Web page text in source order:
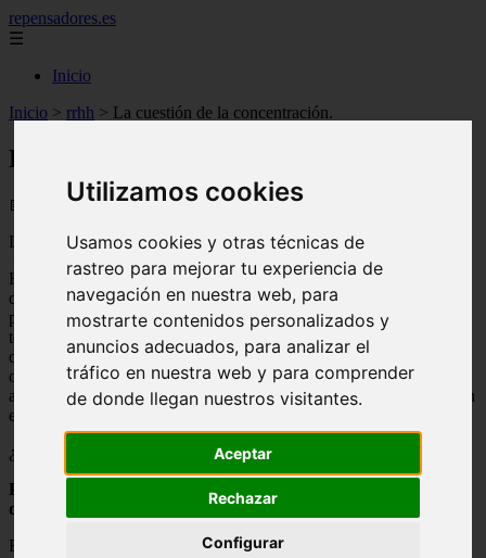
Utilizamos cookies
Usamos cookies y otras técnicas de
rastreo para mejorar tu experiencia de
navegación en nuestra web, para
mostrarte contenidos personalizados y
anuncios adecuados, para analizar el
tráfico en nuestra web y para comprender
de donde llegan nuestros visitantes.
Aceptar
Rechazar
Configurar
repensadores.es
☰
Inicio
Inicio > rrhh > La cuestión de la concentración.
La cuestión de la concentración.
📅 08/09/2025
Llevo aquí poco más de una semana en silencio.
He estado viajando un poco, y con mucho que hacer antes y
después del viaje, mi atención se ha dividido… un poco. La razón
por la que lo considero “dividido… de alguna manera” es porque
tenía la sensación de que esto iba a suceder. Sabía que cuando
decidiera comenzar a crecer y hacer más con Productivityist, habría
otras cosas con las que estaría ocupado y que mantendrían mi
atención en otra parte durante períodos de tiempo. Y estuve bien con
eso.
¿Por qué?
Porque para concentrarte hay que aceptar que tendrás que
dejar las cosas a un lado.
Esto no significa que puedas dejar pasar las cosas, especialmente si